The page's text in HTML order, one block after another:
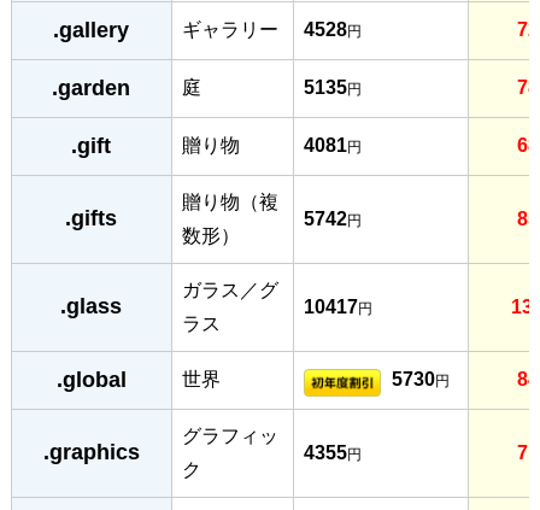
.gallery ギャラリー 4528円
.garden 庭 5135円
.gift 贈り物 4081円
.gifts
贈り物（複
数形）
5742円
.glass
ガラス／グ
ラス
10417円
.global 世界 5730円
.graphics
グラフィッ
ク
4355円